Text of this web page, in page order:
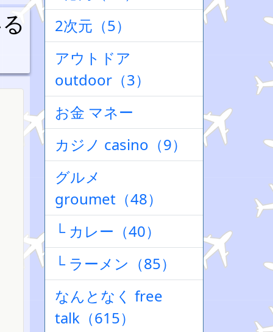
2次元（5）
アウトドア
outdoor（3）
お金 マネー
カジノ casino（9）
グルメ
groumet（48）
└ カレー（40）
└ ラーメン（85）
なんとなく free
talk（615）